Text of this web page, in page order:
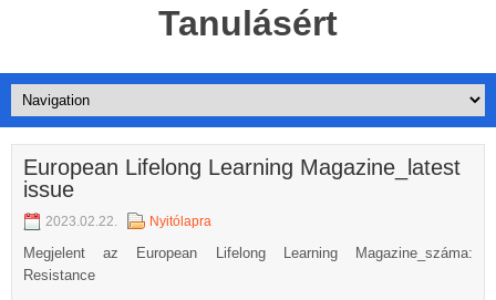
Tanulásért
European Lifelong Learning Magazine_latest
issue
2023.02.22. Nyitólapra
Megjelent az European Lifelong Learning Magazine_száma:
Resistance